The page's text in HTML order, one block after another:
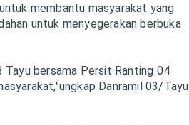
membantu masyarakat yang
untuk menyegerakan berbuka
Tayu bersama Persit Ranting 04
Danramil 03/Tayu